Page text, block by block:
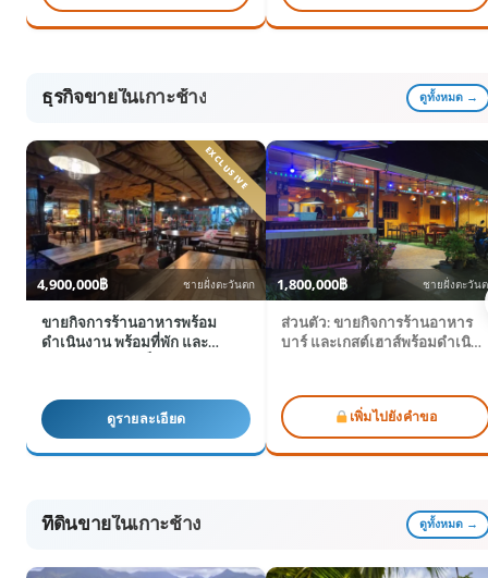
ธุรกิจขายในเกาะช้าง ดูทั้งหมด →
4,900,000฿ ชายฝั่งตะวันตก
ขายกิจการร้านอาหารพร้อม
ดำเนินงาน พร้อมที่พัก และ
ดูรายละเอียด
1,800,000฿ ชายฝั่งตะวัน
ส่วนตัว: ขายกิจการร้านอาหาร
บาร์ และเกสต์เฮาส์พร้อมดำเนิน
เพิ่มไปยังคำขอ
ที่ดินขายในเกาะช้าง ดูทั้งหมด →